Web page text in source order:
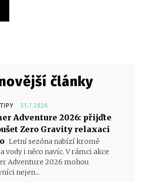
články
31.7.2026
Adventure 2026: přijďte
Zero Gravity relaxaci
Letní sezóna nabízí kromě
vody i něco navíc. V rámci akce
Adventure 2026 mohou
nejen...